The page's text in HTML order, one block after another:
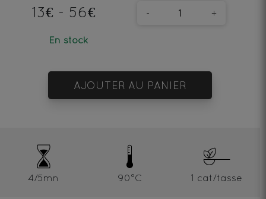
13€ - 56€
En stock
- +
AJOUTER AU PANIER
4/5mn 90°C 1 cat/tasse